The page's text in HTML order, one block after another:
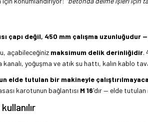
çapı değil, 450 mm çalışma
açabileceğiniz maksimum delik derinliğidir.
yoğuşma ve atık su hattı, kalın kablo
elde tutulan bir makineyle
karotunun bağlantısı M 16'dır — elde tutulan